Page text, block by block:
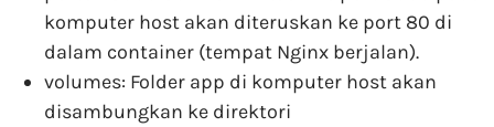
komputer host akan diteruskan ke port 80 di
dalam container (tempat Nginx berjalan).
volumes: Folder app di komputer host akan
disambungkan ke direktori